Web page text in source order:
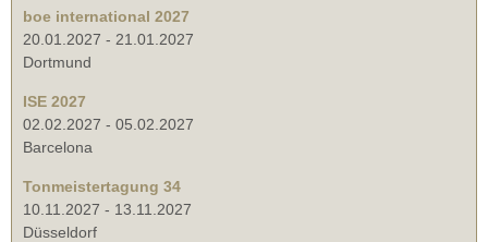
boe international 2027
20.01.2027 - 21.01.2027
Dortmund
ISE 2027
02.02.2027 - 05.02.2027
Barcelona
Tonmeistertagung 34
10.11.2027 - 13.11.2027
Düsseldorf